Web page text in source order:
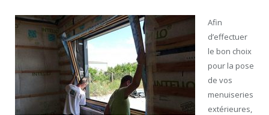
Afin
d’effectuer
le bon choix
pour la pose
de vos
menuiseries
extérieures,